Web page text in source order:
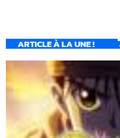
ARTICLE À LA UNE !